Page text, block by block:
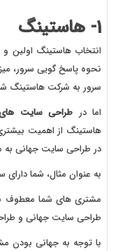
1- هاستینگ
انتخاب هاستینگ اولین
نحوه پاسخ گویی سرور،
سرور به شرکت هاستینگ
اما در طراحی سایت
هاستینگ از اهمیت
در طراحی سایت جهانی به
به عنوان مثال، شما
مشتری های شما معطوف به
طراحی سایت جهانی و
با توجه به جهانی بودن